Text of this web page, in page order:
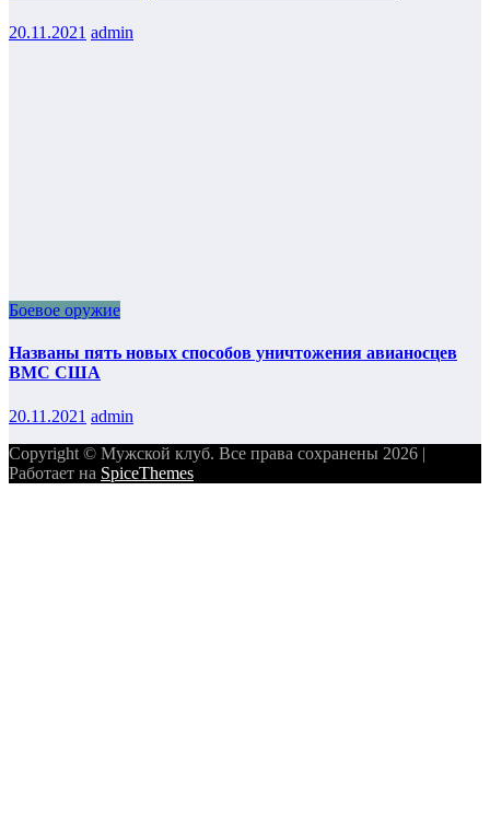
20.11.2021 admin
Боевое оружие
Названы пять новых способов уничтожения авианосцев
ВМС США
20.11.2021 admin
Copyright © Мужской клуб. Все права сохранены 2026 |
Работает на SpiceThemes